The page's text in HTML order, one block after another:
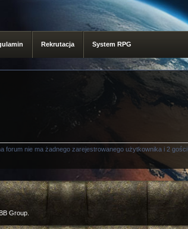
Rekrutacja System RPG
forum nie ma żadnego zarejestrowanego użytkownika i 2 gości
Group.